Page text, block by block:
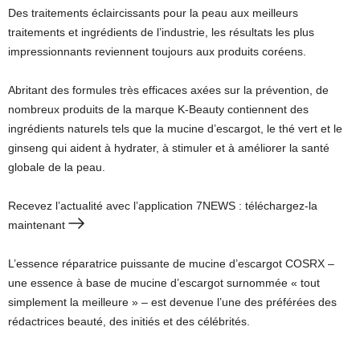
Des traitements éclaircissants pour la peau aux meilleurs
traitements et ingrédients de l’industrie, les résultats les plus
impressionnants reviennent toujours aux produits coréens.
Abritant des formules très efficaces axées sur la prévention, de
nombreux produits de la marque K-Beauty contiennent des
ingrédients naturels tels que la mucine d’escargot, le thé vert et le
ginseng qui aident à hydrater, à stimuler et à améliorer la santé
globale de la peau.
Recevez l’actualité avec l’application 7NEWS : téléchargez-la
maintenant
L’essence réparatrice puissante de mucine d’escargot COSRX –
une essence à base de mucine d’escargot surnommée « tout
simplement la meilleure » – est devenue l’une des préférées des
rédactrices beauté, des initiés et des célébrités.